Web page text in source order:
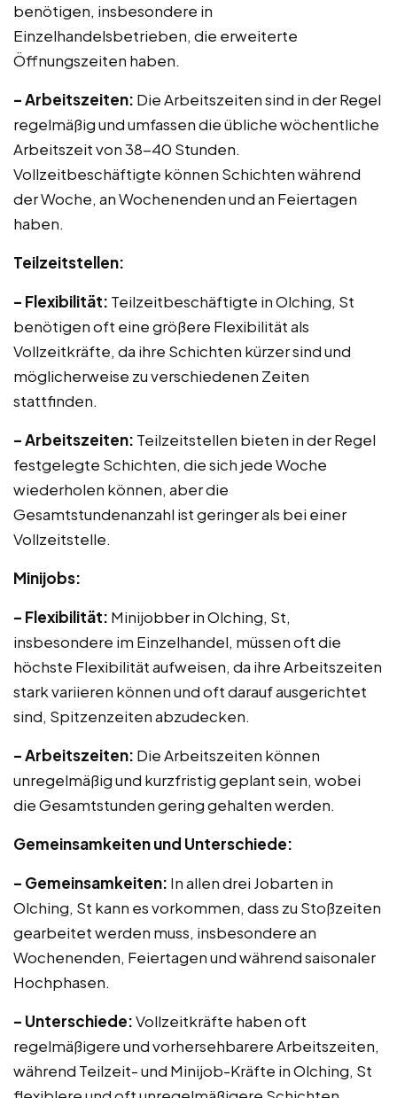
benötigen, insbesondere in
Einzelhandelsbetrieben, die erweiterte
Öffnungszeiten haben.
– Arbeitszeiten: Die Arbeitszeiten sind in der Regel
regelmäßig und umfassen die übliche wöchentliche
Arbeitszeit von 38-40 Stunden.
Vollzeitbeschäftigte können Schichten während
der Woche, an Wochenenden und an Feiertagen
haben.
Teilzeitstellen:
– Flexibilität: Teilzeitbeschäftigte in Olching, St
benötigen oft eine größere Flexibilität als
Vollzeitkräfte, da ihre Schichten kürzer sind und
möglicherweise zu verschiedenen Zeiten
stattfinden.
– Arbeitszeiten: Teilzeitstellen bieten in der Regel
festgelegte Schichten, die sich jede Woche
wiederholen können, aber die
Gesamtstundenanzahl ist geringer als bei einer
Vollzeitstelle.
Minijobs:
– Flexibilität: Minijobber in Olching, St,
insbesondere im Einzelhandel, müssen oft die
höchste Flexibilität aufweisen, da ihre Arbeitszeiten
stark variieren können und oft darauf ausgerichtet
sind, Spitzenzeiten abzudecken.
– Arbeitszeiten: Die Arbeitszeiten können
unregelmäßig und kurzfristig geplant sein, wobei
die Gesamtstunden gering gehalten werden.
Gemeinsamkeiten und Unterschiede:
– Gemeinsamkeiten: In allen drei Jobarten in
Olching, St kann es vorkommen, dass zu Stoßzeiten
gearbeitet werden muss, insbesondere an
Wochenenden, Feiertagen und während saisonaler
Hochphasen.
– Unterschiede:Vollzeitkräfte haben oft
regelmäßigere und vorhersehbarere Arbeitszeiten,
während Teilzeit- und Minijob-Kräfte in Olching, St